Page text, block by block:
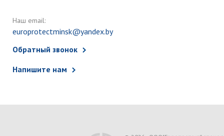
Наш email:
europrotectminsk@yandex.by
Обратный звонок
Напишите нам